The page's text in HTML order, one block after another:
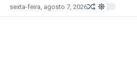
sexta-feira, agosto 7, 2026